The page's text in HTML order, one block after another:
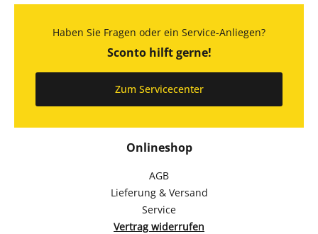
Onlineshop
AGB
Lieferung & Versand
Service
Vertrag widerrufen
Haben Sie Fragen oder ein Service-Anliegen?
Sconto hilft gerne!
Zum Servicecenter